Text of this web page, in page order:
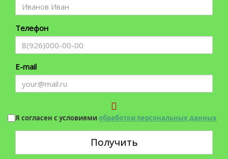
Телефон
E-mail
Я согласен с условиямиобработки персональных данных
Получить